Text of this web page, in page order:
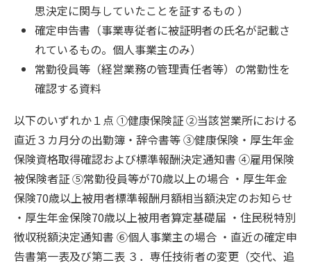
思決定に関与していたことを証するもの ）
確定申告書（事業専従者に被証明者の氏名が記載さ
れているもの。個人事業主のみ）
常勤役員等（経営業務の管理責任者等）の常勤性を
確認する資料
以下のいずれか１点 ①健康保険証 ②当該営業所における
直近３カ月分の出勤簿・辞令書等 ③健康保険・厚生年金
保険資格取得確認および標準報酬決定通知書 ④雇用保険
被保険者証 ⑤常勤役員等が70歳以上の場合 ・厚生年金
保険70歳以上被用者標準報酬月額相当額決定のお知らせ
・厚生年金保険70歳以上被用者算定基礎届 ・住民税特別
徴収税額決定通知書 ⑥個人事業主の場合 ・直近の確定申
告書第一表及び第二表 ３．専任技術者の変更（交代、追